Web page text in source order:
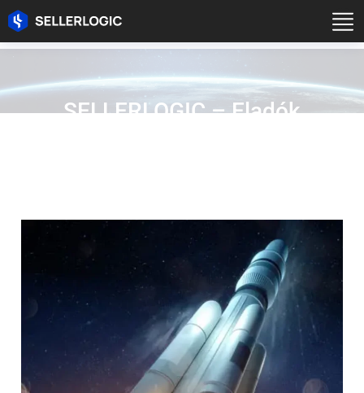
SELLERLOGIC – Eladók